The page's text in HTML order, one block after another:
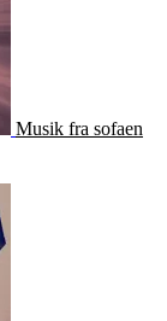
Musik fra sofaen